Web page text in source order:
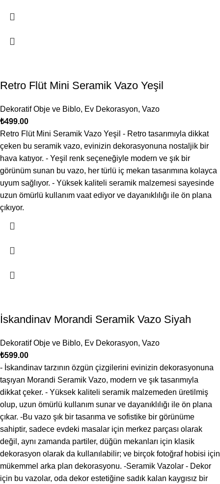
Retro Flüt Mini Seramik Vazo Yeşil
Dekoratif Obje ve Biblo, Ev Dekorasyon, Vazo
₺499.00
Retro Flüt Mini Seramik Vazo Yeşil - Retro tasarımıyla dikkat
çeken bu seramik vazo, evinizin dekorasyonuna nostaljik bir
hava katıyor. - Yeşil renk seçeneğiyle modern ve şık bir
görünüm sunan bu vazo, her türlü iç mekan tasarımına kolayca
uyum sağlıyor. - Yüksek kaliteli seramik malzemesi sayesinde
uzun ömürlü kullanım vaat ediyor ve dayanıklılığı ile ön plana
çıkıyor.
İskandinav Morandi Seramik Vazo Siyah
Dekoratif Obje ve Biblo, Ev Dekorasyon, Vazo
₺599.00
- İskandinav tarzının özgün çizgilerini evinizin dekorasyonuna
taşıyan Morandi Seramik Vazo, modern ve şık tasarımıyla
dikkat çeker. - Yüksek kaliteli seramik malzemeden üretilmiş
olup, uzun ömürlü kullanım sunar ve dayanıklılığı ile ön plana
çıkar. -Bu vazo şık bir tasarıma ve sofistike bir görünüme
sahiptir, sadece evdeki masalar için merkez parçası olarak
değil, aynı zamanda partiler, düğün mekanları için klasik
dekorasyon olarak da kullanılabilir; ve birçok fotoğraf hobisi için
mükemmel arka plan dekorasyonu. -Seramik Vazolar - Dekor
için bu vazolar, oda dekor estetiğine sadık kalan kaygısız bir